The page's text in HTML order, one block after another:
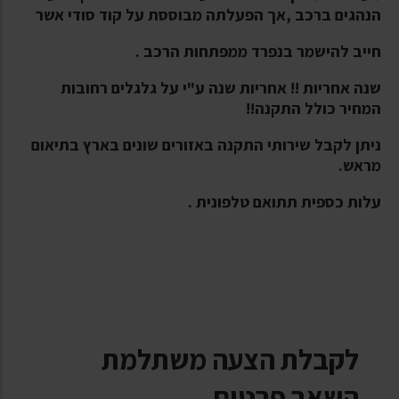
הנהגים ברכב ,אך הפעלתה מבוססת על קוד סודי אשר
חייב להישמר בנפרד ממפתחות הרכב .
שנה אחריות !! אחריות שנה ע"י על גלגלים רחובות
המחיר כולל התקנה!!
ניתן לקבל שירותי התקנה באזורים שונים בארץ בתיאום
מראש.
עלות כספית תתואם טלפונית .
לקבלת הצעה משתלמת